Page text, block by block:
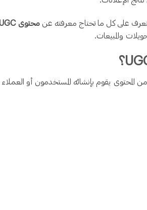
على كل ما تحتاج معرفته عن محتوى UGC
والمبيعات.
المحتوى يقوم بإنشائه المستخدمون أو